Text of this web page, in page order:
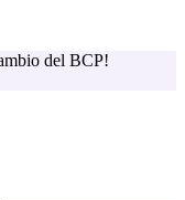
del BCP!